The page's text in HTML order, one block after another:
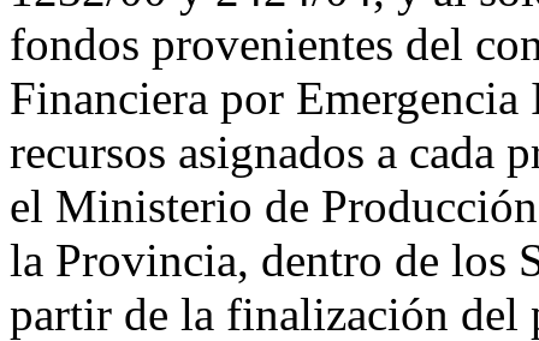
fondos provenientes del
Financiera por
recursos asignados a cada
el Ministerio de
la Provincia, dentro de los
partir de la finalización del